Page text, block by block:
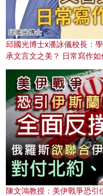
邱國光博士x潘詠儀校長：
承文言文之美？ 日常寫作如
陳文鴻教授：美伊戰爭恐引